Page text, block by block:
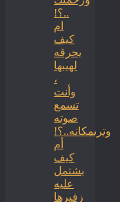
..؟!
ام
كيف
يحرقه
لهيبها
،
وأنت
تسمع
صوته
وترىمكانه..؟!
أم
كيف
بشتمل
عليه
زفيرها